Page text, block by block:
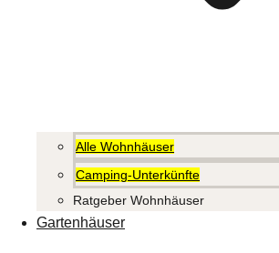
Alle Wohnhäuser
Camping-Unterkünfte
Ratgeber Wohnhäuser
Gartenhäuser